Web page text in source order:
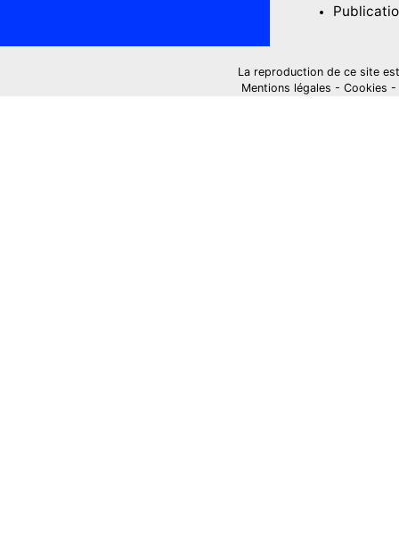
La reproduction de ce site
Mentions légales - Cookies -